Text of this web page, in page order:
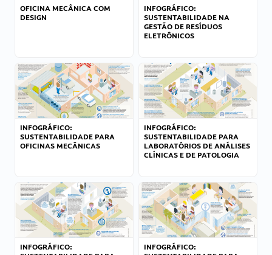
OFICINA MECÂNICA COM
DESIGN
INFOGRÁFICO:
SUSTENTABILIDADE NA
GESTÃO DE RESÍDUOS
ELETRÔNICOS
INFOGRÁFICO:
SUSTENTABILIDADE PARA
OFICINAS MECÂNICAS
INFOGRÁFICO:
SUSTENTABILIDADE PARA
LABORATÓRIOS DE ANÁLISES
CLÍNICAS E DE PATOLOGIA
INFOGRÁFICO:
INFOGRÁFICO: